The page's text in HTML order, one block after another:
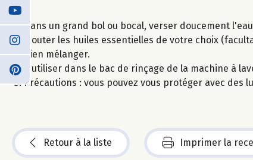
Dans un grand bol ou bocal, verser doucement
Ajouter les huiles essentielles de votre choix
Bien mélanger.
À utiliser dans le bac de rinçage de la machine à
Précautions : vous pouvez vous protéger avec
Retour à la liste Imprimer la